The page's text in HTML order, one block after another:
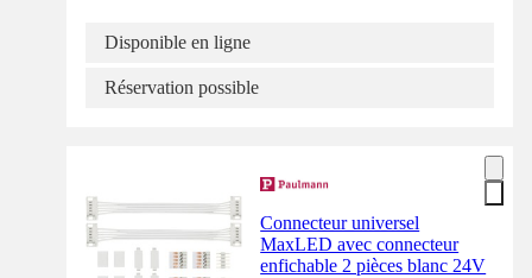
Disponible en ligne
Réservation possible
Connecteur universel
MaxLED avec connecteur
enfichable 2 pièces blanc 24V